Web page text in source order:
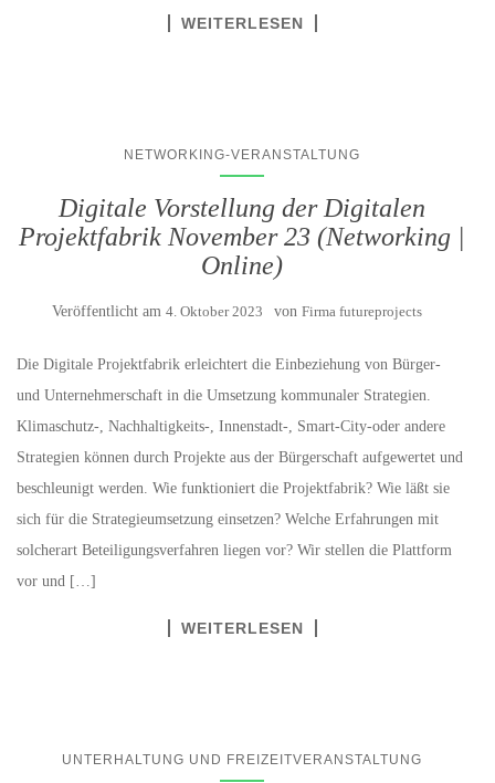
WEITERLESEN
NETWORKING-VERANSTALTUNG
Digitale Vorstellung der Digitalen
Projektfabrik November 23 (Networking |
Online)
Veröffentlicht am 4. Oktober 2023 von Firma futureprojects
Die Digitale Projektfabrik erleichtert die Einbeziehung von Bürger-
und Unternehmerschaft in die Umsetzung kommunaler Strategien.
Klimaschutz‑, Nachhaltigkeits‑, Innenstadt‑, Smart-City-oder andere
Strategien können durch Projekte aus der Bürgerschaft aufgewertet und
beschleunigt werden. Wie funktioniert die Projektfabrik? Wie läßt sie
sich für die Strategieumsetzung einsetzen? Welche Erfahrungen mit
solcherart Beteiligungsverfahren liegen vor? Wir stellen die Plattform
vor und […]
WEITERLESEN
UNTERHALTUNG UND FREIZEITVERANSTALTUNG